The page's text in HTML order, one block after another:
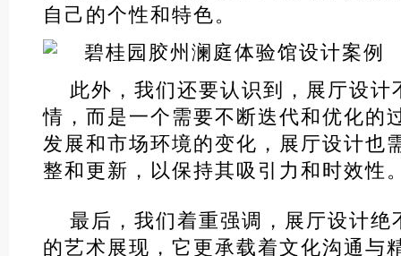
自己的个性和特色。
此外，我们还要认识到，展厅设计
情，而是一个需要不断迭代和优化的
发展和市场环境的变化，展厅设计也
整和更新，以保持其吸引力和时效性
最后，我们着重强调，展厅设计绝
的艺术展现，它更承载着文化沟通与